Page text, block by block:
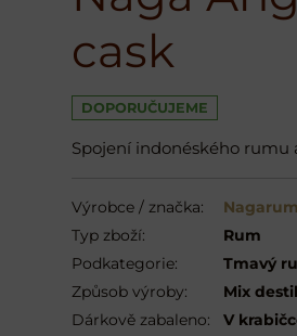
cask
DOPORUČUJEME
Spojení indonéského rumu
Výrobce / značka:
Typ zboží:
Rum
Podkategorie:
Tmavý
Způsob výroby:
Mix
Dárkově zabaleno:
V